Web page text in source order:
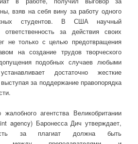
взяв на себя вину за работу одного
студентов. В США научный
ответственность за действия своих
не только с целью предотвращения
на создание трудов творческого
подобных случаев любыми
достаточно жесткие
за поддержание правопорядка
жалобного агентства Великобритании
agency) Баронесса Дич утверждает,
за плагиат должна быть